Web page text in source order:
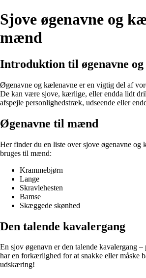
Sjove øgenavne og
mænd
Introduktion til øgenavne
Øgenavne og kælenavne er en vigtig del af
De kan være sjove, kærlige, eller endda lidt
afspejle personlighedstræk, udseende eller
Øgenavne til mænd
Her finder du en liste over sjove øgenavne og
bruges til mænd:
Krammebjørn
Lange
Skravlehesten
Bamse
Skæggede skønhed
Den talende kavalergang
En sjov øgenavn er den talende kavalergang
har en forkærlighed for at snakke eller måske
udskæring!